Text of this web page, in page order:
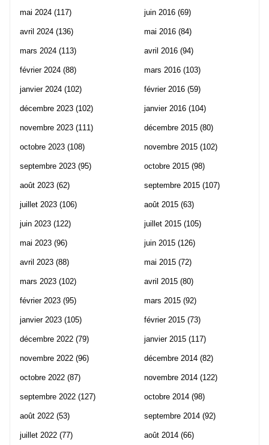
mai 2024 (117)
avril 2024 (136)
mars 2024 (113)
février 2024 (88)
janvier 2024 (102)
décembre 2023 (102)
novembre 2023 (111)
octobre 2023 (108)
septembre 2023 (95)
août 2023 (62)
juillet 2023 (106)
juin 2023 (122)
mai 2023 (96)
avril 2023 (88)
mars 2023 (102)
février 2023 (95)
janvier 2023 (105)
décembre 2022 (79)
novembre 2022 (96)
octobre 2022 (87)
septembre 2022 (127)
août 2022 (53)
juillet 2022 (77)
juin 2016 (69)
mai 2016 (84)
avril 2016 (94)
mars 2016 (103)
février 2016 (59)
janvier 2016 (104)
décembre 2015 (80)
novembre 2015 (102)
octobre 2015 (98)
septembre 2015 (107)
août 2015 (63)
juillet 2015 (105)
juin 2015 (126)
mai 2015 (72)
avril 2015 (80)
mars 2015 (92)
février 2015 (73)
janvier 2015 (117)
décembre 2014 (82)
novembre 2014 (122)
octobre 2014 (98)
septembre 2014 (92)
août 2014 (66)